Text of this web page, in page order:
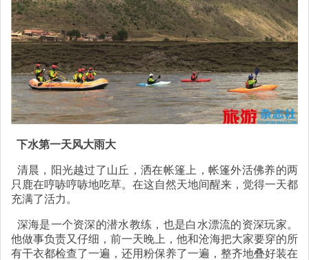
下水第一天风大雨大
清晨，阳光越过了山丘，洒在帐篷上，帐篷外活佛养的两
只鹿在哼哧哼哧地吃草。在这自然天地间醒来，觉得一天都
充满了活力。
深海是一个资深的潜水教练，也是白水漂流的资深玩家。
他做事负责又仔细，前一天晚上，他和沧海把大家要穿的所
有干衣都检查了一遍，还用粉保养了一遍，整齐地叠好装在